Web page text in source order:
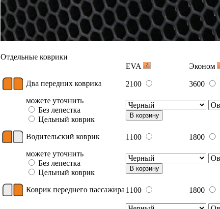
Отдельные коврики
EVA
Эконом
Два передних коврика 2100
3600
можете уточнить
Без лепестка
Цельный коврик
В корзину
Водительский коврик 1100
1800
можете уточнить
Без лепестка
Цельный коврик
В корзину
Коврик переднего пассажира 1100 1800